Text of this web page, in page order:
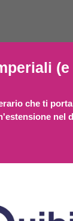
(e
che ti
nel